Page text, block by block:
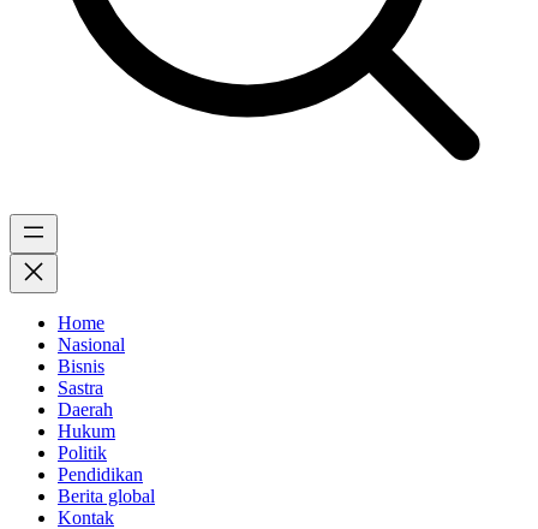
Home
Nasional
Bisnis
Sastra
Daerah
Hukum
Politik
Pendidikan
Berita global
Kontak